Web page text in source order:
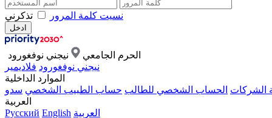
نسيت كلمة المرور تذكرني
الحرم الجامعي
نيجني نوفغورود
نيجني نوفغورود فلاديمير
الموارد الداخلية
الشركات الحساب الشخصي للطالب حساب الطبيب الشخصي سدو
العربية
Русский English العربية